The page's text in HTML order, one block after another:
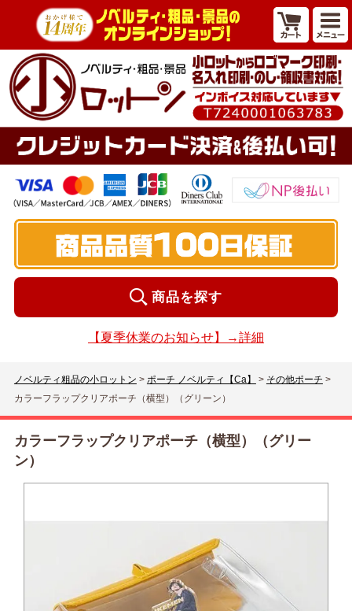
商品を探す
【夏季休業のお知らせ】→詳細
ノベルティ粗品の小ロットン > ポーチ ノベルティ【Ca】 > その他ポーチ >
カラーフラップクリアポーチ（横型）（グリーン）
カラーフラップクリアポーチ（横型）（グリー
ン）